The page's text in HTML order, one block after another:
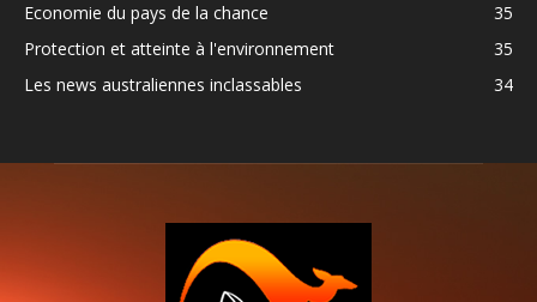
Economie du pays de la chance
35
Protection et atteinte à l'environnement
35
Les news australiennes inclassables
34